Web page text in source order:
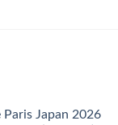
Paris Japan 2026